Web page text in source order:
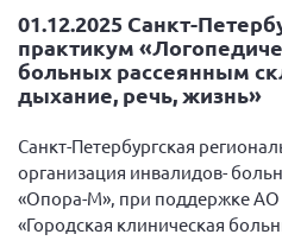
г. Севастополь
Самарская область СОРС
Самарская область
Самарская область СГОРС
Свердловская область
Смоленская область
01.12.2025 Санкт-
практикум
больных рассеянным
дыхание, речь, жизнь»
Санкт-Петербургская
организация инвалидов-
«Опора-М», при поддержке
«Городская клиническая